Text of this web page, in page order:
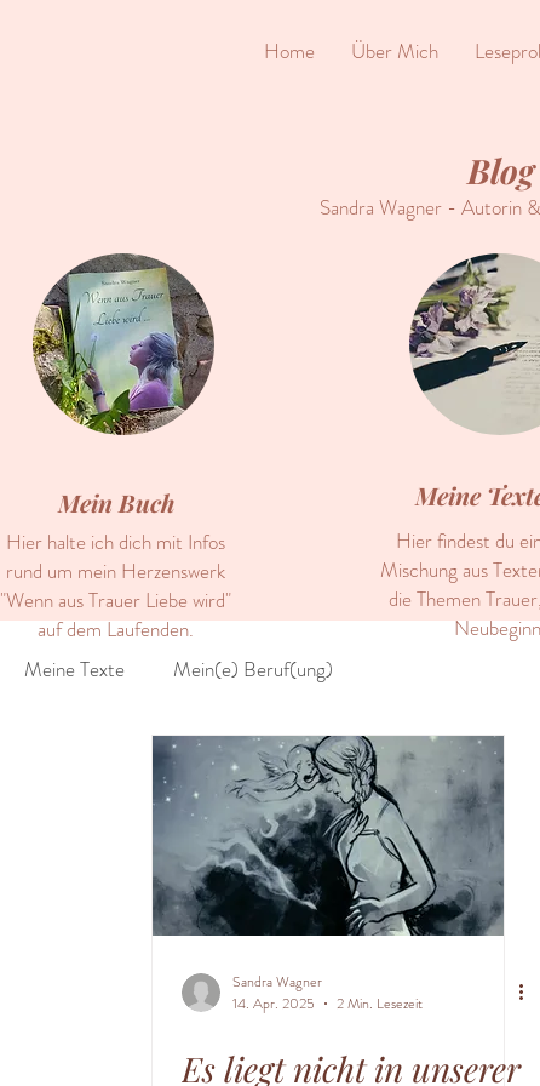
Home Über Mich
Meine Texte Mein(e) Beruf(ung)
Sandra Wagner
14. Apr. 2025
2 Min. Lesezeit
Es liegt nicht in unserer
Blog
Sandra Wagner - Autorin
Mein Buch
Hier halte ich dich mit Infos
rund um mein Herzenswerk
"Wenn aus Trauer Liebe wird"
auf dem Laufenden.
Meine
Hier findest du
Mischung aus
die Themen